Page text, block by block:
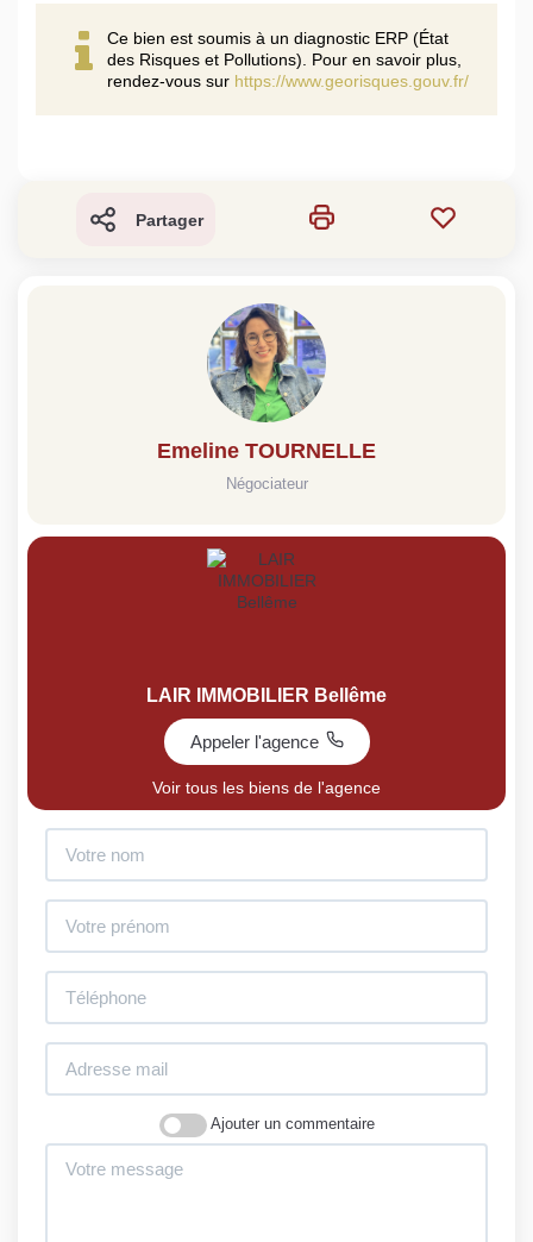
Ce bien est soumis à un diagnostic ERP (État
des Risques et Pollutions). Pour en savoir plus,
rendez-vous sur https://www.georisques.gouv.fr/
Partager
Emeline TOURNELLE
Négociateur
LAIR IMMOBILIER Bellême
Appeler l'agence
Voir tous les biens de l'agence
Ajouter un commentaire